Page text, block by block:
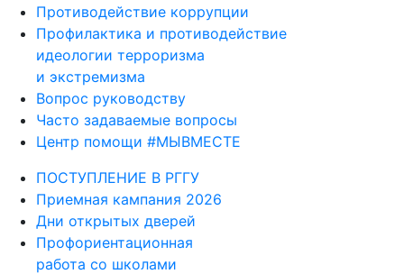
Противодействие коррупции
Профилактика и противодействие
идеологии терроризма
и экстремизма
Вопрос руководству
Часто задаваемые вопросы
Центр помощи #МЫВМЕСТЕ
ПОСТУПЛЕНИЕ В РГГУ
Приемная кампания 2026
Дни открытых дверей
Профориентационная
работа со школами